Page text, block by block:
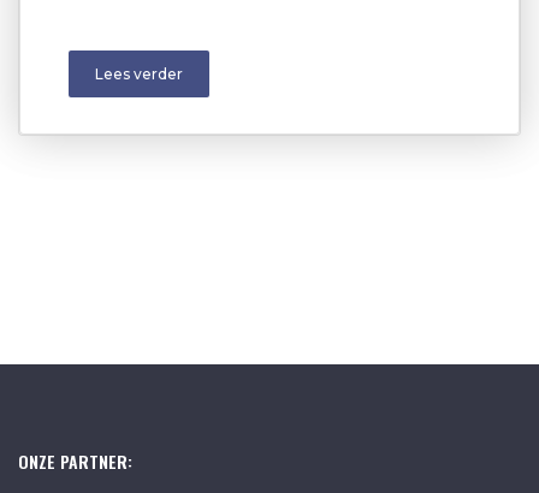
Lees verder
ONZE PARTNER: